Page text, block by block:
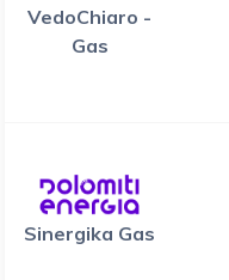
VedoChiaro -
Gas
Sinergika Gas